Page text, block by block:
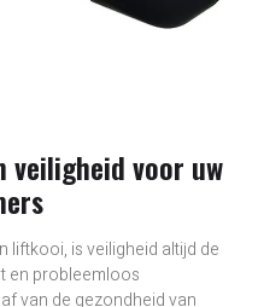
veiligheid voor uw
liftkooi, is veiligheid altijd de
en probleemloos
van de gezondheid van